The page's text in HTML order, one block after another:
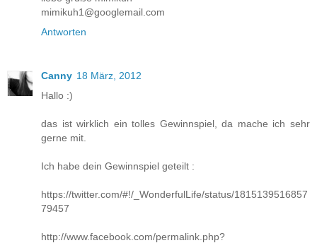
mimikuh1@googlemail.com
Antworten
Canny 18 März, 2012
Hallo :)
das ist wirklich ein tolles Gewinnspiel, da mache ich sehr
gerne mit.
Ich habe dein Gewinnspiel geteilt :
https://twitter.com/#!/_WonderfulLife/status/1815139516857
79457
http://www.facebook.com/permalink.php?